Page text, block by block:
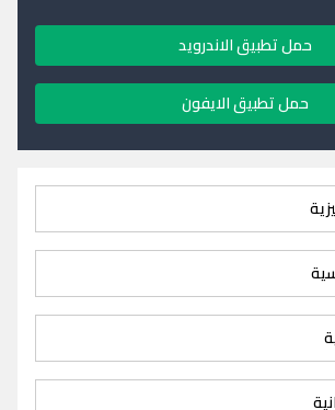
حمل تطبيق الاندرويد
حمل تطبيق الايفون